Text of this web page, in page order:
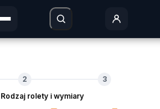
2
3
Rodzaj rolety i wymiary